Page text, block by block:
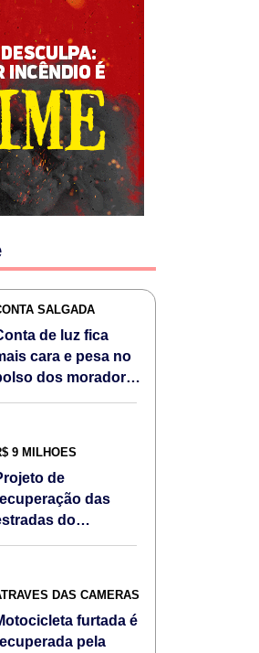
SALGADA
de luz fica
cara e pesa no
dos moradores
9 MILHÕES
de
das
do
DAS CÂMERAS
furtada é
pela